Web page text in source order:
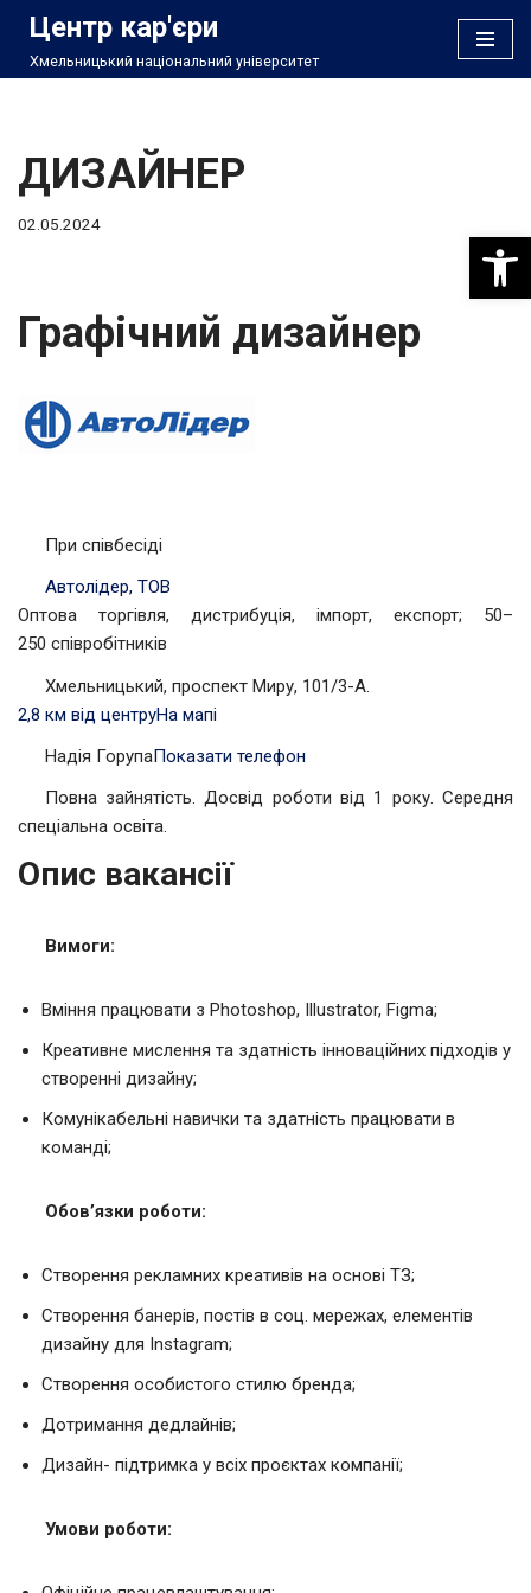
Перейти
Центр кар'єри
Хмельницький національний університет
ДИЗАЙНЕР
02.05.2024
Графічний дизайнер
При співбесіді
Автолідер, ТОВ
Оптова торгівля, дистрибуція, імпорт, експорт; 50–
250 співробітників
Хмельницький, проспект Миру, 101/3-А.
2,8 км від центруНа мапі
Надія ГорупаПоказати телефон
Повна зайнятість. Досвід роботи від 1 року. Середня
спеціальна освіта.
Опис вакансії
Вимоги:
Вміння працювати з Photoshop, Illustrator, Figma;
Креативне мислення та здатність інноваційних підходів у
створенні дизайну;
Комунікабельні навички та здатність працювати в
команді;
Обов’язки роботи:
Створення рекламних креативів на основі ТЗ;
Створення банерів, постів в соц. мережах, елементів
дизайну для Instagram;
Створення особистого стилю бренда;
Дотримання дедлайнів;
Дизайн- підтримка у всіх проєктах компанії;
Умови роботи: